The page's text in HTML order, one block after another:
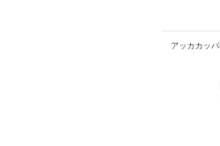
アッカカッ